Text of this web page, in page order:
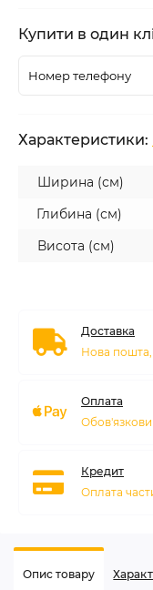
Купити в один
Характеристики:
Ширина (см)
Глибина (см)
Висота (см)
Доставка
Нова пошта,
Оплата
Кредит
Оплата
Опис товару